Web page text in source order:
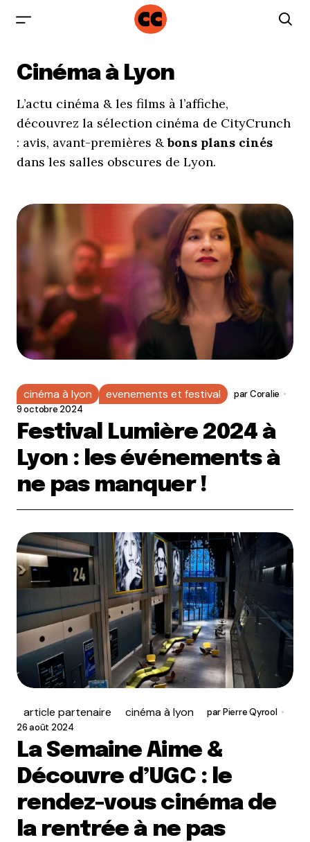
Cinéma à Lyon
L’actu cinéma & les films à l’affiche,
découvrez la sélection cinéma de CityCrunch
: avis, avant-premières &bons plans cinés
dans les salles obscures de Lyon.
cinéma à lyon evenements et festival parCoralie
9 octobre 2024
Festival Lumière 2024 à
Lyon : les événements à
ne pas manquer !
article partenaire cinéma à lyon parPierre Qyrool
26 août 2024
La Semaine Aime &
Découvre d’UGC : le
rendez-vous cinéma de
la rentrée à ne pas